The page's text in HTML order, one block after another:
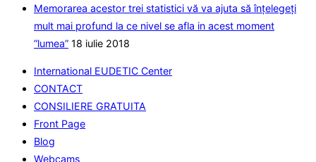
Memorarea acestor trei statistici vă va ajuta să înțelegeți
mult mai profund la ce nivel se afla in acest moment
”lumea” 18 iulie 2018
International EUDETIC Center
CONTACT
CONSILIERE GRATUITA
Front Page
Blog
Webcams